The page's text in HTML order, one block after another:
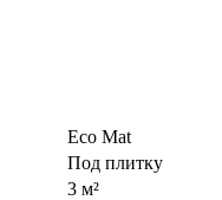
Eco Mat
Под плитку
3 м²